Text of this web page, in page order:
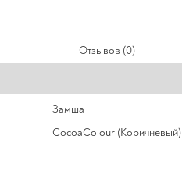
Отзывов (0)
Замша
CocoaColour (Коричневый)